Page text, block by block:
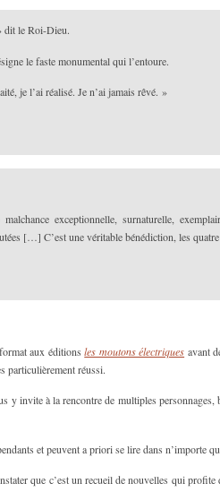
dit le Roi-Dieu.
le faste monumental qui l’entoure.
je l’ai réalisé. Je n’ai jamais rêvé. »
exceptionnelle, surnaturelle,
[…] C’est une véritable bénédiction, les
aux éditionsles moutons électriques avant
particulièrement réussi.
y invite à la rencontre de multiples
et peuvent a priori se lire dans n’importe
que c’est un recueil de nouvelles qui